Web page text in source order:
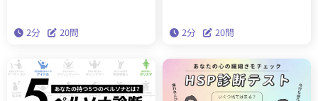
当たる診断です。クイズとは一味
はたしてあなたはサイコパスなの
でしょうか？
2分 20問
に合った生活スタイルを送ること
2分 20問